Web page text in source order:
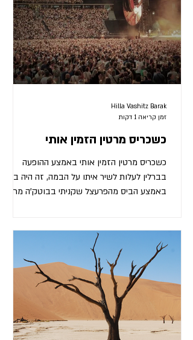
שהוא לוקח את מצבי ברצינות, ביקש שאתן לו
כמה שעות לבדוק מה קרה ואמר שיחזור אליי,
בהמשך היום. זה היה כשעוד היתה אופטימיות
בחיי. כשמואב התקשר בחזרה, הוא הסב
כשכריס מרטין הזמין אותי
כשכריס מרטין הזמין אותי באמצע ההופעה
בברלין לעלות לשיר איתו על הבמה, זה היה
באמצע הביס מהפרעצל שקניתי בבוטק'ה מחוץ
בשיניים, וכל ה-70 אלף איש שבאצטדיון יראו את
זה על מסכי הענק. לא הספקתי יותר מדיי להרהר
שניות מצאתי את עצמי עומדת לידו על הבמה.
הבעיה, שבדיוק בשיר הזה הוא ביקש מכוווולם
לשים טלפונים בצד. רק לשיר אחד. אמר שזה
חשוב לו שנהיה חופשיים בא
Hilla Vashitz Barak
זמן קריאה 1 דקות